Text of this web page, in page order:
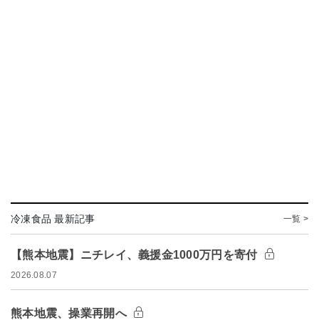
冷凍食品 最新記事 一覧 >
【熊本地震】ニチレイ、義援金1000万円を寄付
2026.08.07
熊本地震、操業再開へ